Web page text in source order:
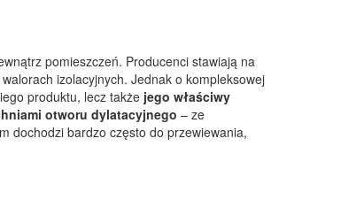
pomieszczeń. Producenci stawiają na
izolacyjnych. Jednak o kompleksowej
produktu, lecz takżejego właściwy
otworu dylatacyjnego – ze
dochodzi bardzo często do przewiewania,